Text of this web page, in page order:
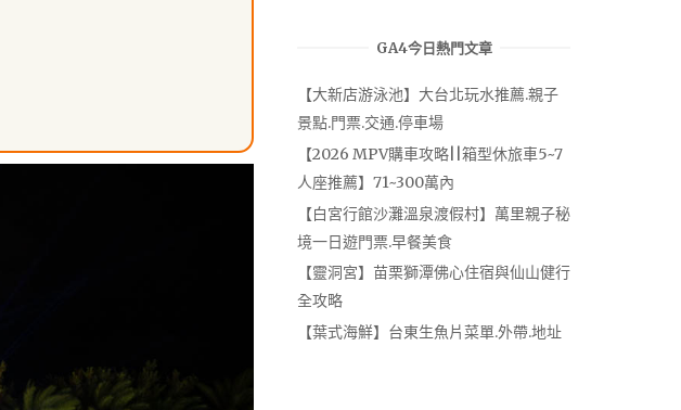
GA4今日熱門文章
【大新店游泳池】大台北玩水推薦.親子
景點.門票.交通.停車場
【2026 MPV購車攻略||箱型休旅車5~7
人座推薦】71~300萬內
【白宮行館沙灘溫泉渡假村】萬里親子秘
境一日遊門票.早餐美食
【靈洞宮】苗栗獅潭佛心住宿與仙山健行
全攻略
【葉式海鮮】台東生魚片菜單.外帶.地址